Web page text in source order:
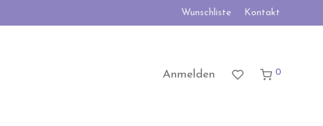
Wunschliste Kontakt
Anmelden 0